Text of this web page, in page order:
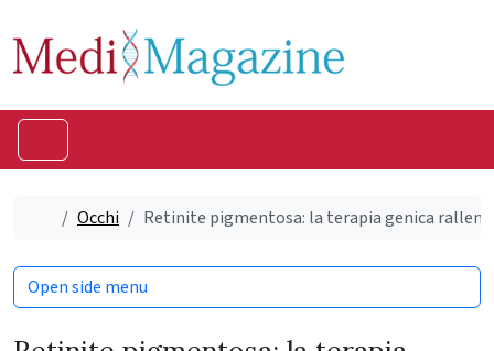
Home
Occhi Retinite pigmentosa: la terapia genica
Open side menu